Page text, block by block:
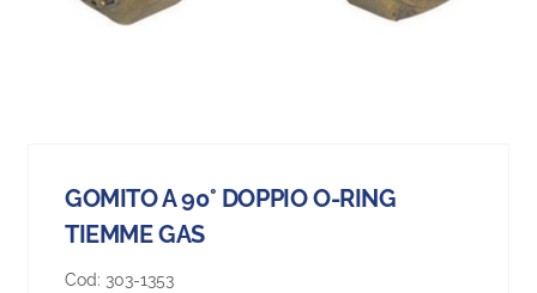
GOMITO A 90° DOPPIO O-RING
TIEMME GAS
Cod: 303-1353